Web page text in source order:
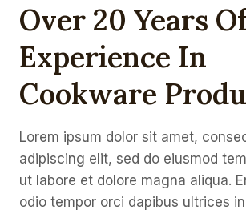
Over 20 Years
Experience In
Cookware
Lorem ipsum dolor sit amet,
adipiscing elit, sed do eiusmod
ut labore et dolore magna aliqua.
odio tempor orci dapibus ultrices